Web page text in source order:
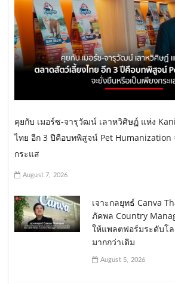
คุยกับ เมอร์ซ-จารุวัฒน์ เลาหวิศิษฏ์ แห่ง
ไทย อีก 3 ปีคือบทพิสูจน์ Pet Humanization
กระแส
August 7, 2026
เจาะกลยุทธ์ Canva
ภัคพล Country
ให้แพลตฟอร์มระดับโ
มากกว่าเดิม
August 5, 2026